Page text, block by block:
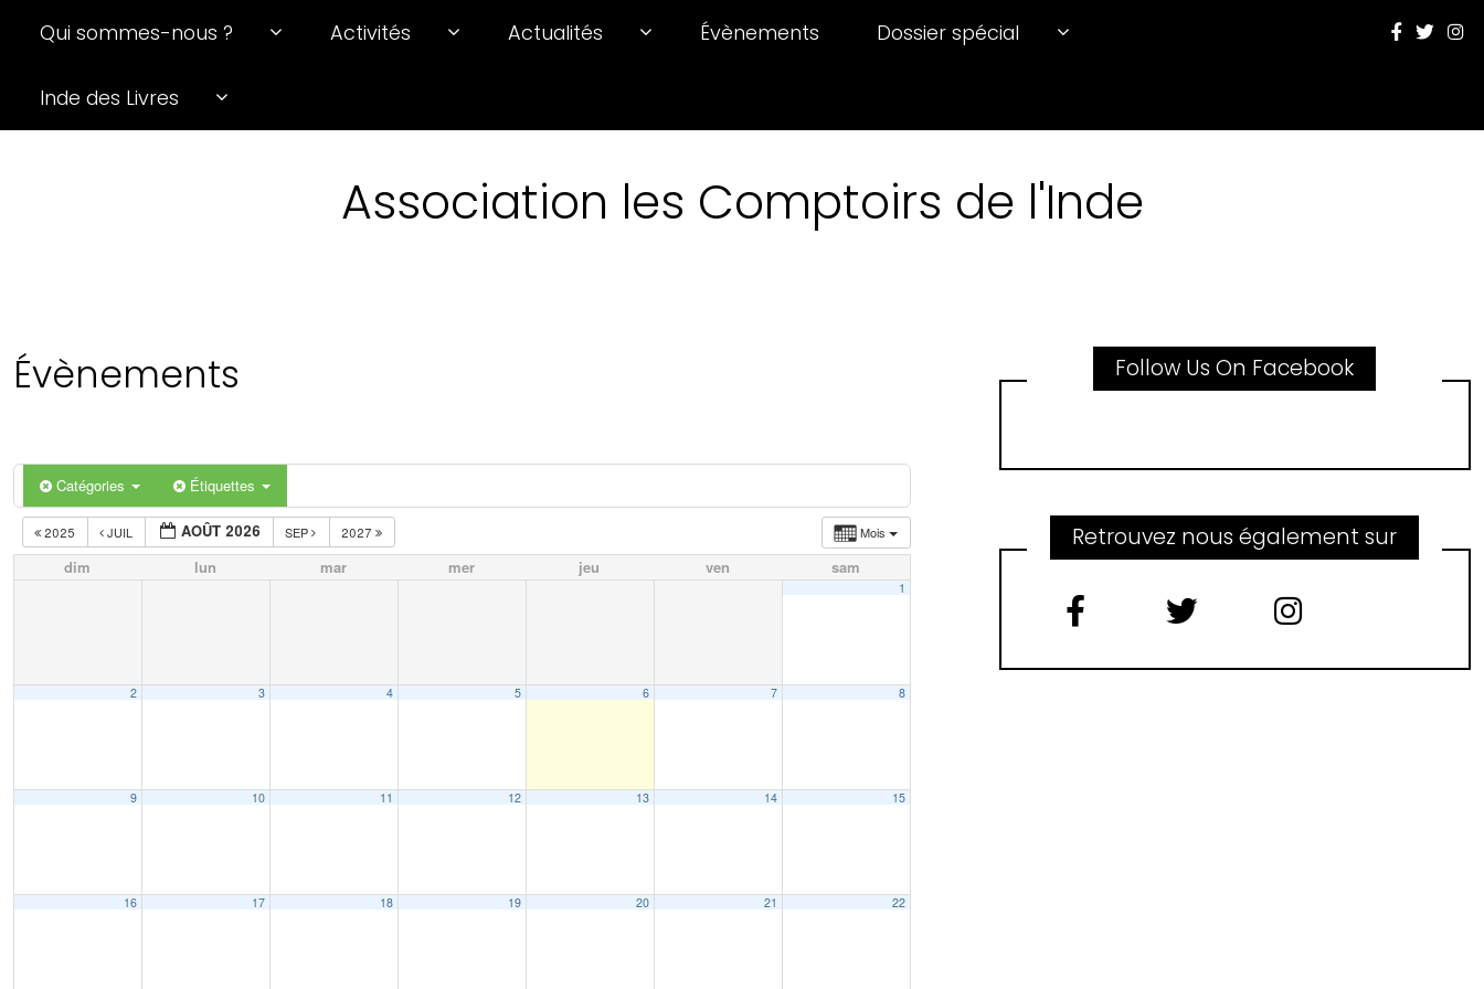
Qui sommes-nous ? Activités Actualités Évènements Dossier spécial
Inde des Livres
Association les Comptoirs de l'Inde
Évènements
Catégories Étiquettes
Mois
2025 JUIL AOÛT 2026 SEP 2027
dim lun mar mer jeu ven sam
1
2 3 4 5 6 7 8
9 10 11 12 13 14 15
16 17 18 19 20 21 22
Follow Us On Facebook
Retrouvez nous également sur